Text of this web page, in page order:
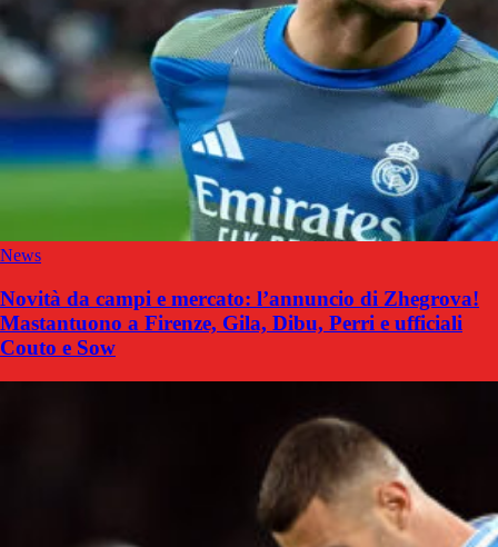
News
Novità da campi e mercato: l’annuncio di Zhegrova!
Mastantuono a Firenze, Gila, Dibu, Perri e ufficiali
Couto e Sow